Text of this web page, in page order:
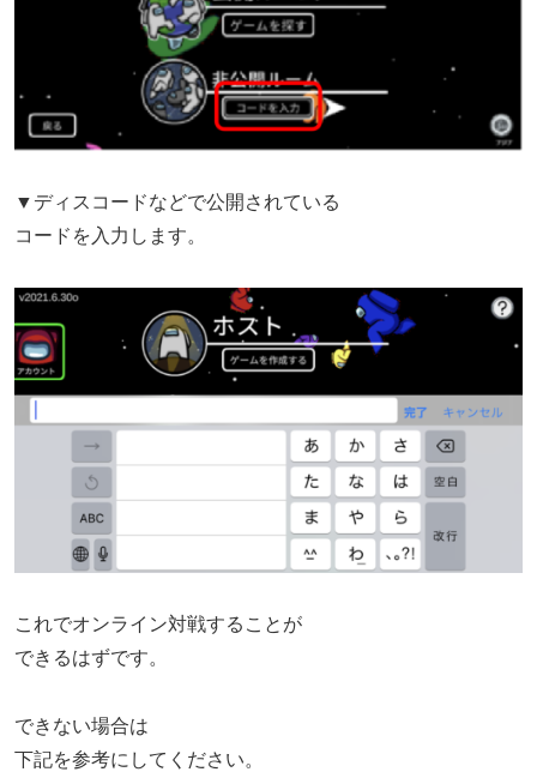
▼ディスコードなどで公開されている
コードを入力します。
これでオンライン対戦することが
できるはずです。
できない場合は
下記を参考にしてください。